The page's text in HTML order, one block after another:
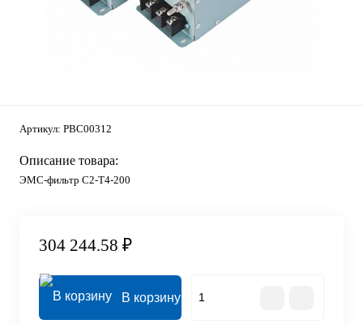
Артикул: PBC00312
Описание товара:
ЭМС-фильтр C2-T4-200
304 244.58 ₽
В корзину